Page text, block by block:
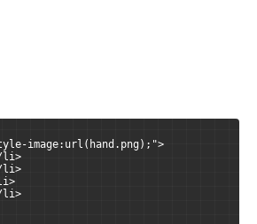
image:url(hand.png);">
li>
li>
li>